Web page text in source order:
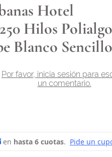
Hotel
Hilos
Blanco Sencillo
Por favor, inicia sesión para
un comentario.